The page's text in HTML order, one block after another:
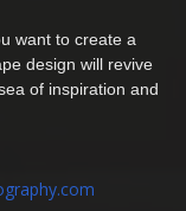
want to create a
design will revive
of inspiration and